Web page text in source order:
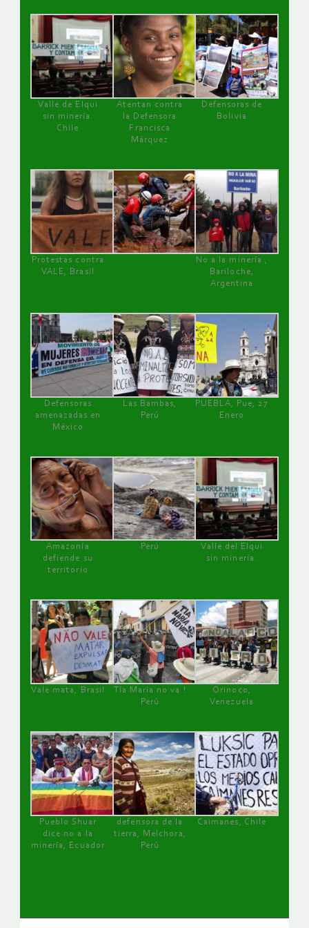
Valle de Elqui
sin minería.
Chile
Atentan contra
la Defensora
Francisca
Márquez
Defensoras de
Bolivia
Protestas contra
VALE, Brasil
No a la minería ,
Bariloche,
Argentina
Defensoras
amenazadas en
México
Las Bambas,
Perú
PUEBLA, Pue, 27
Enero
Amazonía
defiende su
territorio
Perú
Valle del Elqui
sin minería.
Vale mata, Brasil
Tía María no va !
Perú
Orinoco,
Venezuela
Pueblo Shuar
dice no a la
minería, Ecuador
defensora de la
tierra, Melchora,
Perú
Caimanes, Chile